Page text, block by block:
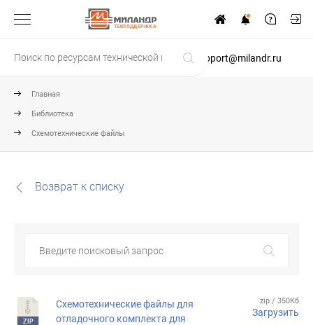
ТЕХПОДДЕРЖКА
support@milandr.ru
Главная
Библиотека
Схемотехнические файлы
Возврат к списку
Схемотехнические файлы для
отладочного комплекта для
zip / 350Кб
Загрузить